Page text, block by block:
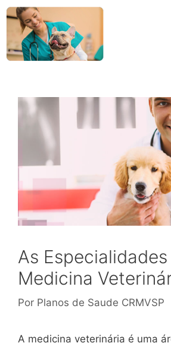
As Especialidades
Medicina
Por Planos de Saude CRMVSP
A medicina veterinária é uma